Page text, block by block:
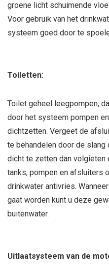
groene licht schuimende
Voor gebruik van het
systeem goed door te
Toiletten:
Toilet geheel leegpompen,
door het systeem pompen
dichtzetten. Vergeet de
te behandelen door de
dicht te zetten dan volgieten
tanks, pompen en afsluiters
drinkwater antivries.
gaat worden kunt u deze
buitenwater.
Uitlaatsysteem van de